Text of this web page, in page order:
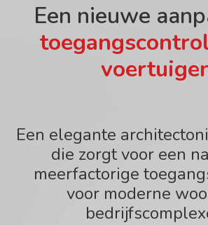
Een nieuwe
Een elegante
die zorgt voor een
meerfactorige
voor moderne